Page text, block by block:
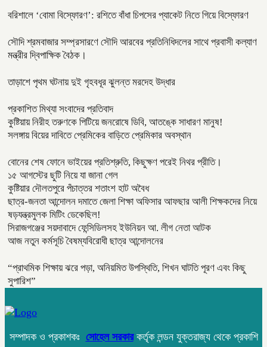
বরিশালে ‘বোমা বিস্ফোরণ’: রশিতে বাঁধা চিপসের প্যাকেট নিতে গিয়ে বিস্ফোরণ
সৌদি শ্রমবাজার সম্প্রসারণে সৌদি আরবের প্রতিনিধিদলের সাথে প্রবাসী কল্যাণ
মন্ত্রীর দ্বিপাক্ষিক বৈঠক।
তাড়াশে পৃথম ঘটনায় দুই গৃহবধূর ঝুলন্ত মরদেহ উদ্ধার
প্রকাশিত মিথ্যা সংবাদের প্রতিবাদ
কুষ্টিয়ায় নিরীহ তরুণকে পিটিয়ে জনরোষে ডিবি, আতঙ্কে সাধারণ মানুষ!
সলঙ্গায় বিয়ের দাবিতে প্রেমিকের বাড়িতে প্রেমিকার অবস্থান
বোনের শেষ ফোনে ভাইয়ের প্রতিশ্রুতি, কিছুক্ষণ পরেই নিথর প্রীতি।
১৫ আগস্টের ছুটি নিয়ে যা জানা গেল
কুষ্টিয়ার দৌলতপুরে পঁচাত্তর শতাংশ হাট অবৈধ
ছাত্র-জনতা আন্দোলন দমাতে জেলা শিক্ষা অফিসার আফছার আলী শিক্ষকদের নিয়ে
ষড়যন্ত্রমুলক মিটিং ডেকেছিল!
সিরাজগঞ্জের সয়দাবাদে ফেন্সিডিলসহ ইউনিয়ন আ. লীগ নেতা আটক
আজ নতুন কর্মসূচি বৈষম্যবিরোধী ছাত্র আন্দোলনের
“প্রাথমিক শিক্ষায় ঝরে পড়া, অনিয়মিত উপস্থিতি, শিখন ঘাটতি পূরণ এবং কিছু
সুপারিশ”
সম্পাদক ও প্রকাশকঃ সোহেল সরকারকর্তৃক লন্ডন যুক্তরাজ্য থেকে প্রকাশি